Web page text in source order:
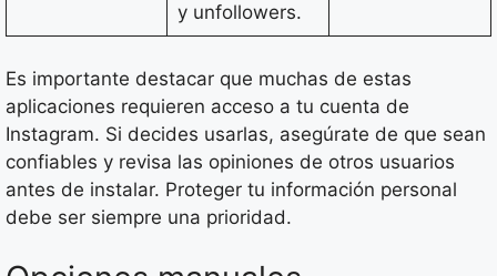
y unfollowers.
Es importante destacar que muchas de estas
aplicaciones requieren acceso a tu cuenta de
Instagram. Si decides usarlas, asegúrate de que sean
confiables y revisa las opiniones de otros usuarios
antes de instalar. Proteger tu información personal
debe ser siempre una prioridad.